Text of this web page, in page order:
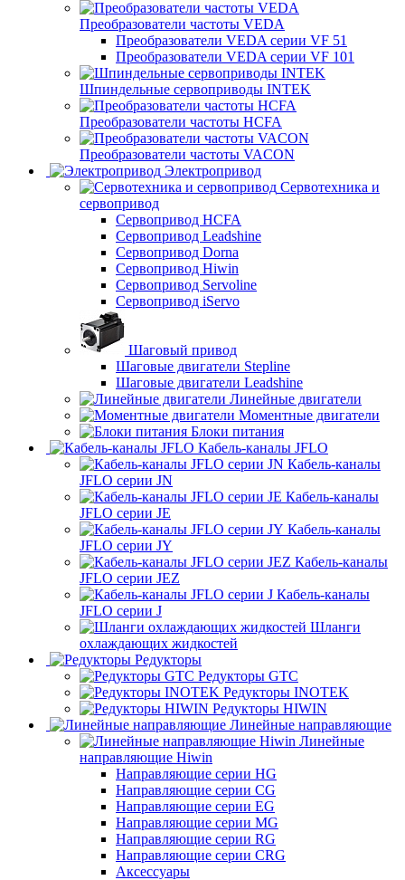
Преобразователи частоты VEDA
Преобразователи VEDA серии VF 51
Преобразователи VEDA серии VF 101
Шпиндельные сервоприводы INTEK
Преобразователи частоты HCFA
Преобразователи частоты VACON
Электропривод
Сервотехника и
сервопривод
Сервопривод HCFA
Сервопривод Leadshine
Сервопривод Dorna
Сервопривод Hiwin
Сервопривод Servoline
Сервопривод iServo
Шаговый привод
Шаговые двигатели Stepline
Шаговые двигатели Leadshine
Линейные двигатели
Моментные двигатели
Блоки питания
Кабель-каналы JFLO
Кабель-каналы
JFLO серии JN
Кабель-каналы
JFLO серии JE
Кабель-каналы
JFLO серии JY
Кабель-каналы
JFLO серии JEZ
Кабель-каналы
JFLO серии J
Шланги
охлаждающих жидкостей
Редукторы
Редукторы GTC
Редукторы INOTEK
Редукторы HIWIN
Линейные направляющие
Линейные
направляющие Hiwin
Направляющие серии HG
Направляющие серии CG
Направляющие серии EG
Направляющие серии MG
Направляющие серии RG
Направляющие серии CRG
Аксессуары